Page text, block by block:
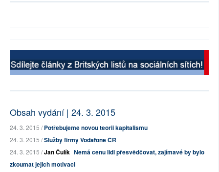
Obsah vydání | 24. 3. 2015
24. 3. 2015 /Potřebujeme novou teorii kapitalismu
24. 3. 2015 /Služby firmy Vodafone ČR
24. 3. 2015 /Jan Čulík Nemá cenu lidi přesvědčovat, zajímavé by bylo
zkoumat jejich motivaci